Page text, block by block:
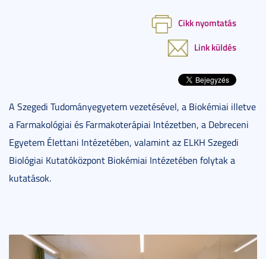
Cikk nyomtatás
Link küldés
A Szegedi Tudományegyetem vezetésével, a Biokémiai illetve
a Farmakológiai és Farmakoterápiai Intézetben, a Debreceni
Egyetem Élettani Intézetében, valamint az ELKH Szegedi
Biológiai Kutatóközpont Biokémiai Intézetében folytak a
kutatások.